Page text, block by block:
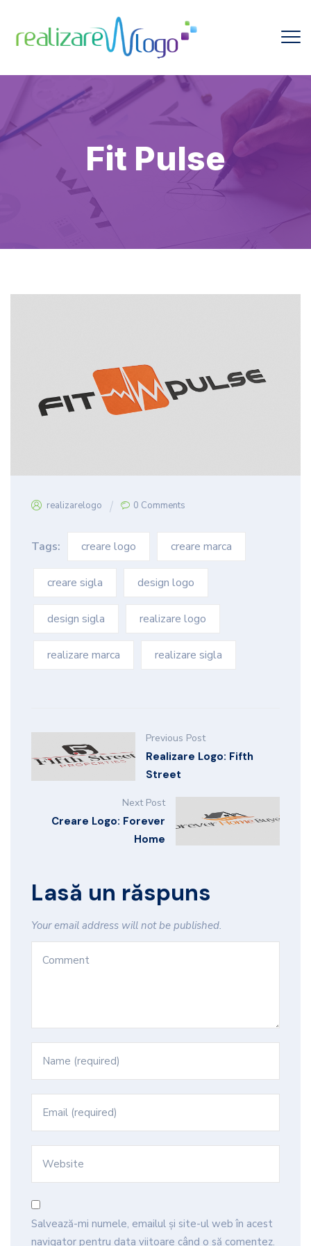
Fit Pulse
realizarelogo 0 Comments
Tags: creare logo creare marca
creare sigla design logo
design sigla realizare logo
realizare marca realizare sigla
Previous Post
Realizare Logo: Fifth
Street
Next Post
Creare Logo: Forever
Home
Lasă un răspuns
Your email address will not be published.
Salvează-mi numele, emailul și site-ul web în acest
navigator pentru data viitoare când o să comentez.